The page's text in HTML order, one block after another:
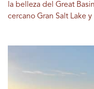
la belleza del Great
cercano Gran Salt Lake